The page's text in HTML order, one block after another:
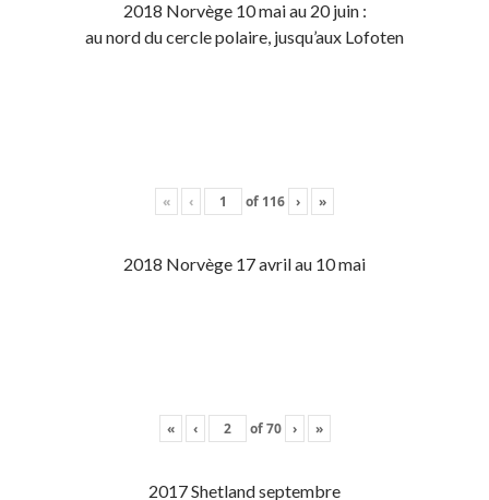
2018 Norvège 10 mai au 20 juin :
au nord du cercle polaire, jusqu’aux Lofoten
« ‹ of 116 › »
2018 Norvège 17 avril au 10 mai
« ‹ of70 › »
2017 Shetland septembre